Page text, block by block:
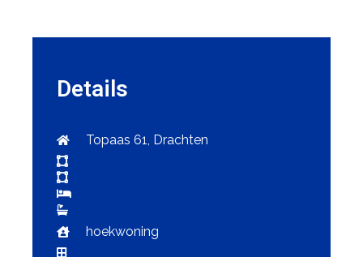
Details
Topaas 61, Drachten
hoekwoning